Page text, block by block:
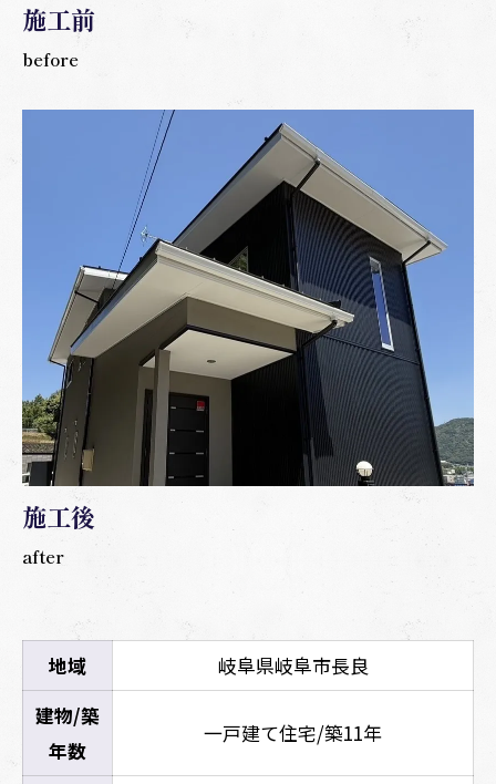
施工前
before
施工後
after
地域
岐阜県岐阜市長良
建物/築
年数
一戸建て住宅/築11年